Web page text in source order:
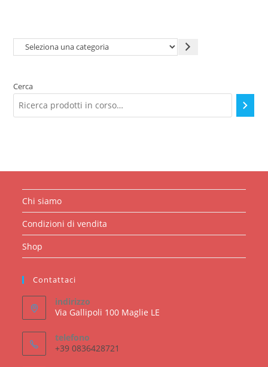
Seleziona
Cerca
Chi siamo
Condizioni di vendita
Shop
Contattaci
indirizzo
Via Gallipoli 100 Maglie LE
telefono
+39 0836428721